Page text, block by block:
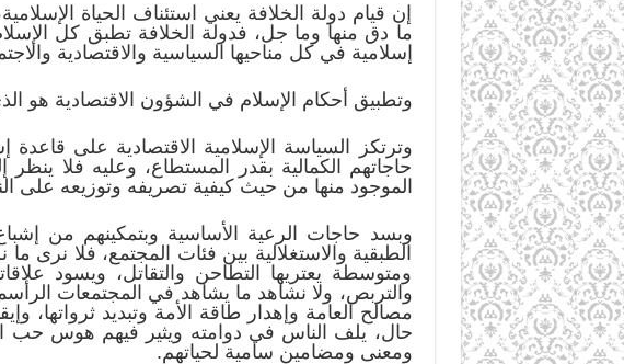
إن قيام دولة الخلافة يعني استئناف الحياة
ما دق منها وما جل، فدولة الخلافة تطبق كل
إسلامية في كل مناحيها السياسية والاقتصادية
وتطبيق أحكام الإسلام في الشؤون الاقتصادية هو
وترتكز السياسة الإسلامية الاقتصادية على
حاجاتهم الكمالية بقدر المستطاع، وعليه فلا
الموجود منها من حيث كيفية تصريفه وتوزيعه على
وبسد حاجات الرعية الأساسية وبتمكينهم من
الطبقية والاستغلالية بين فئات المجتمع، فلا نرى
ومتوسطة يعتريها التطاحن والتقاتل، ويسود
والتربص، ولا نشاهد ما يشاهد في المجتمعات
مصالح العامة وإهدار طاقة الأمة وتبديد
حال، يلف الناس في دوامته ويثير فيهم هوس حب
ومعنى ومضامين سامية لحياتهم.